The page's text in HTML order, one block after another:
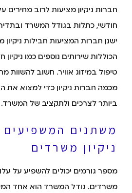
חברות ניקיון מציעות לרוב מחירים
חודשי, כתלות בגודל המשרד
ישנן חברות המציעות חבילות
הכוללות שירותים נוספים כמו ניקיון
טיפול במיזוג אוויר. חשוב להשוות
מכמה חברות ניקיון כדי למצוא
ביותר לצרכים ולתקציב של המשרד.
משתנים המשפיעים
ניקיון משרדים
מספר גורמים יכולים להשפיע על
משרדים. גודל המשרד הוא אחד